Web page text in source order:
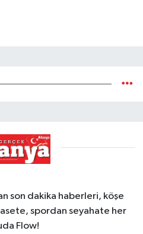
son dakika haberleri, köşe
spordan seyahate her
Flow!